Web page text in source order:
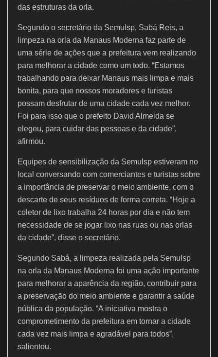
das estruturas da orla.
Segundo o secretário da Semulsp, Sabá Reis, a
limpeza na orla da Manaus Moderna faz parte de
uma série de ações que a prefeitura vem realizando
para melhorar a cidade como um todo. “Estamos
trabalhando para deixar Manaus mais limpa e mais
bonita, para que nossos moradores e turistas
possam desfrutar de uma cidade cada vez melhor.
Foi para isso que o prefeito David Almeida se
elegeu, para cuidar das pessoas e da cidade”,
afirmou.
Equipes de sensibilização da Semulsp estiveram no
local conversando com comerciantes e turistas sobre
a importância de preservar o meio ambiente, com o
descarte de seus resíduos de forma correta. “Hoje a
coletor de lixo trabalha 24 horas por dia e não tem
necessidade de se jogar lixo nas ruas ou nas orlas
da cidade”, disse o secretário.
Segundo Sabá, a limpeza realizada pela Semulsp
na orla da Manaus Moderna foi uma ação importante
para melhorar a aparência da região, contribuir para
a preservação do meio ambiente e garantir a saúde
pública da população. “A iniciativa mostra o
comprometimento da prefeitura em tornar a cidade
cada vez mais limpa e agradável para todos”,
salientou.